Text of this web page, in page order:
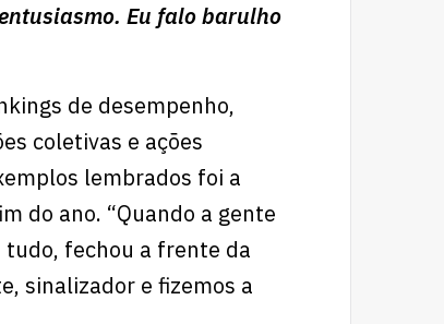
Eu falo barulho
de desempenho,
coletivas e ações
lembrados foi a
do ano. “Quando a gente
tudo, fechou a frente da
sinalizador e fizemos a